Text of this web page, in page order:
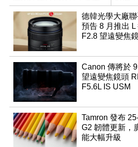
優化
行修復
德韓光學大廠
預告 8 月推出
F2.8 望遠變焦
Canon 傳將於
望遠變焦鏡頭
F5.6L IS USM
Tamron 發布
G2 韌體更新，
能大幅升級